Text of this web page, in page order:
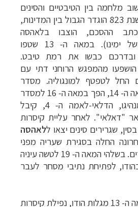
מלחמה בין הטיבטיים והסינים
הוגדר הגבול בין המדינות,
ההסכם, הוצבו
בלאהסה
ימינו). במאה ה- 13 שטפו
ובדרכם כבשו את רמת טיבט.
הושפעו מהמפגש הרוחני דתי עם
החל לטפטף למונגוליה. מסדר
ה-14, הפך במאהה-
למסדר
הדלאי-לאמה ה- 4,
קיבל
"דאלאי". לאחר עליית קיסרות
בסין, שגרירים סינים יצאו ללאהסה
החלה בסגירת שעריה מפני
. בשלהי המאהה- לטשה עיניה
לפתיחת נתיבי מסחר לעבר
ה- 13 מגלותהודו, נפילת קיסרות